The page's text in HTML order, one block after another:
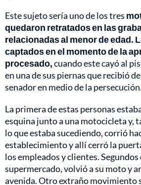
Este sujeto sería uno de los tres
quedaron retratados en las
relacionadas al menor de edad.
captados en el momento de la
procesado,cuando este cayó al
en una de sus piernas que recibió
senador en medio de la persecución.
La primera de estas personas
esquina junto a una motocicleta y,
lo que estaba sucediendo, corrió
establecimiento y allí cerró la
los empleados y clientes.
supermercado, volvió a su moto y
avenida. Otro extraño movimiento